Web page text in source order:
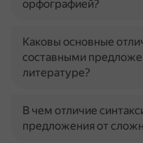
орфографией?
Каковы основные
составными
литературе?
В чем отличие
предложения от